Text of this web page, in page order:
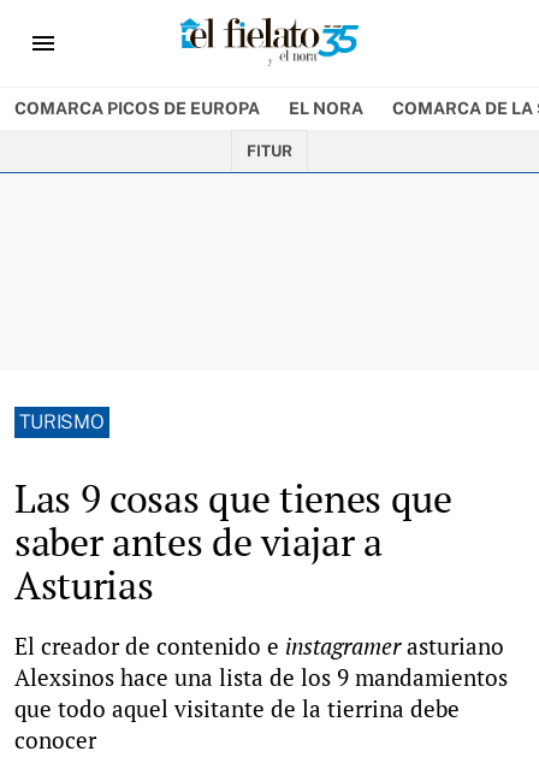
menu
COMARCA PICOS DE EUROPA EL NORA COMARCA DE LA
FITUR
TURISMO
Las 9 cosas que tienes que
saber antes de viajar a
Asturias
El creador de contenido e instagramerasturiano
Alexsinos hace una lista de los 9 mandamientos
que todo aquel visitante de la tierrina debe
conocer